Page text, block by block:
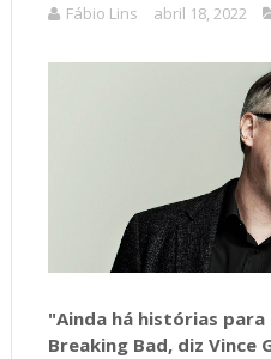
Fábio Lins abril 18, 2022
"Ainda há histórias
Breaking Bad, diz Vince